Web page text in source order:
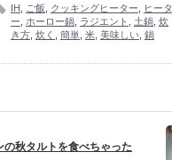
IH ご飯 クッキングヒーター
ヒータ
ー
ホーロー鍋 ラジエント 土鍋 炊
き方 炊く 簡単 米 美味しい 鍋
の秋タルトを食べちゃった